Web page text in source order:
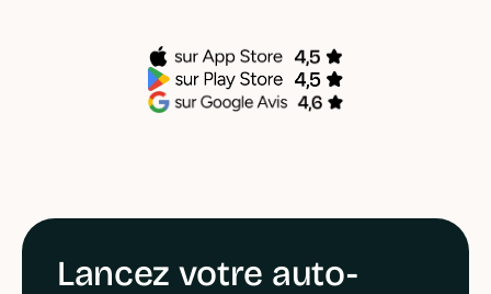
Lancez votre auto-